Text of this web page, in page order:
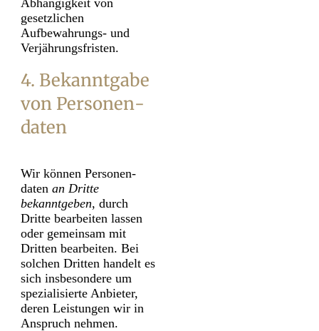
Abhängigkeit von
gesetzlichen
Aufbewahrungs- und
Verjährungs­fristen.
4. Bekanntgabe
von Personen­
daten
Wir können Personen­
daten an Dritte
bekanntgeben, durch
Dritte bearbeiten lassen
oder gemeinsam mit
Dritten bearbeiten. Bei
solchen Dritten handelt es
sich insbesondere um
spezialisierte Anbieter,
deren Leistungen wir in
Anspruch nehmen.